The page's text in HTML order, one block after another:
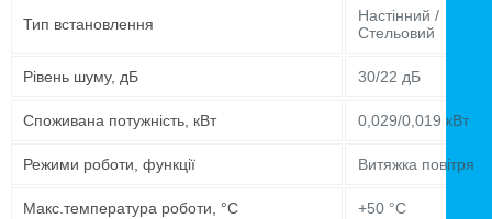
Тип встановлення
Настінний /
Стельовий
Рівень шуму, дБ 30/22 дБ
Споживана потужність, кВт 0,029/0,019 кВт
Режими роботи, функції Витяжка повітря
Макс.температура роботи, °C +50 °C